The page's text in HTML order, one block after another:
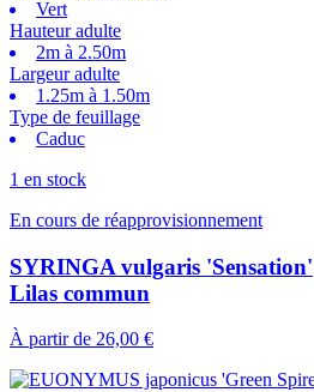
Vert
Hauteur adulte
2m à 2.50m
Largeur adulte
1.25m à 1.50m
Type de feuillage
Caduc
1 en stock
En cours de réapprovisionnement
SYRINGA vulgaris 'Sensation'
Lilas commun
À partir de 26,00 €